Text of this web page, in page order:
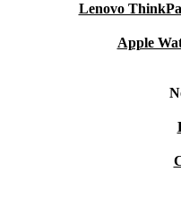
Lenovo
Apple